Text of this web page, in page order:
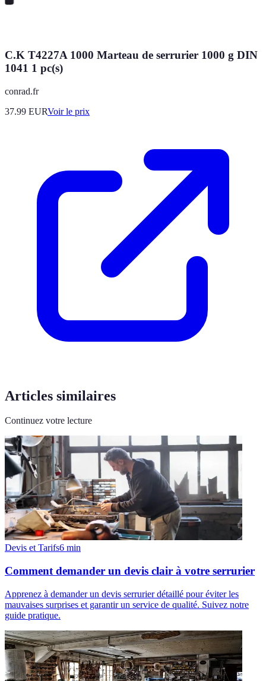
C.K T4227A 1000 Marteau de serrurier 1000 g DIN
1041 1 pc(s)
conrad.fr
37.99 EURVoir le prix
Articles similaires
Continuez votre lecture
Devis et Tarifs6 min
Comment demander un devis clair à votre serrurier
Apprenez à demander un devis serrurier détaillé pour éviter les
mauvaises surprises et garantir un service de qualité. Suivez notre
guide pratique.